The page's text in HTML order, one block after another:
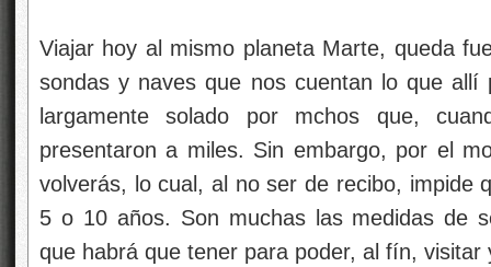
Viajar hoy al mismo planeta Marte, queda
sondas y naves que nos cuentan lo que allí
largamente solado por mchos que,
presentaron a miles. Sin embargo, por el
volverás, lo cual, al no ser de recibo, impide
5 o 10 años. Son muchas las medidas de
que habrá que tener para poder, al fín,